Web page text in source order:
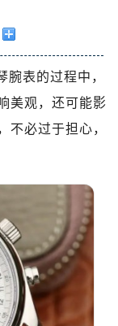
腕表的过程中，
美观，还可能影
不必过于担心，